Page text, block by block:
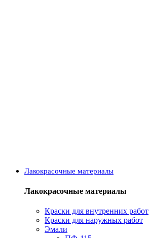
Лакокрасочные материалы
Лакокрасочные материалы
Краски для внутренних работ
Краски для наружных работ
Эмали